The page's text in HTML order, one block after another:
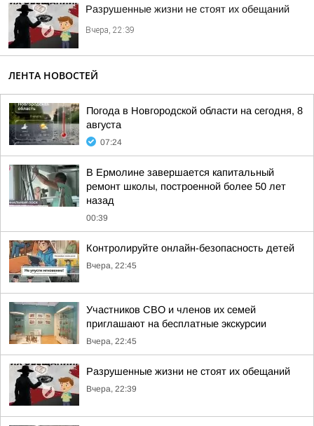
Разрушенные жизни не стоят их обещаний
Вчера, 22:39
ЛЕНТА НОВОСТЕЙ
Погода в Новгородской области на сегодня, 8
августа
07:24
В Ермолине завершается капитальный
ремонт школы, построенной более 50 лет
назад
00:39
Контролируйте онлайн-безопасность детей
Вчера, 22:45
Участников СВО и членов их семей
приглашают на бесплатные экскурсии
Вчера, 22:45
Разрушенные жизни не стоят их обещаний
Вчера, 22:39